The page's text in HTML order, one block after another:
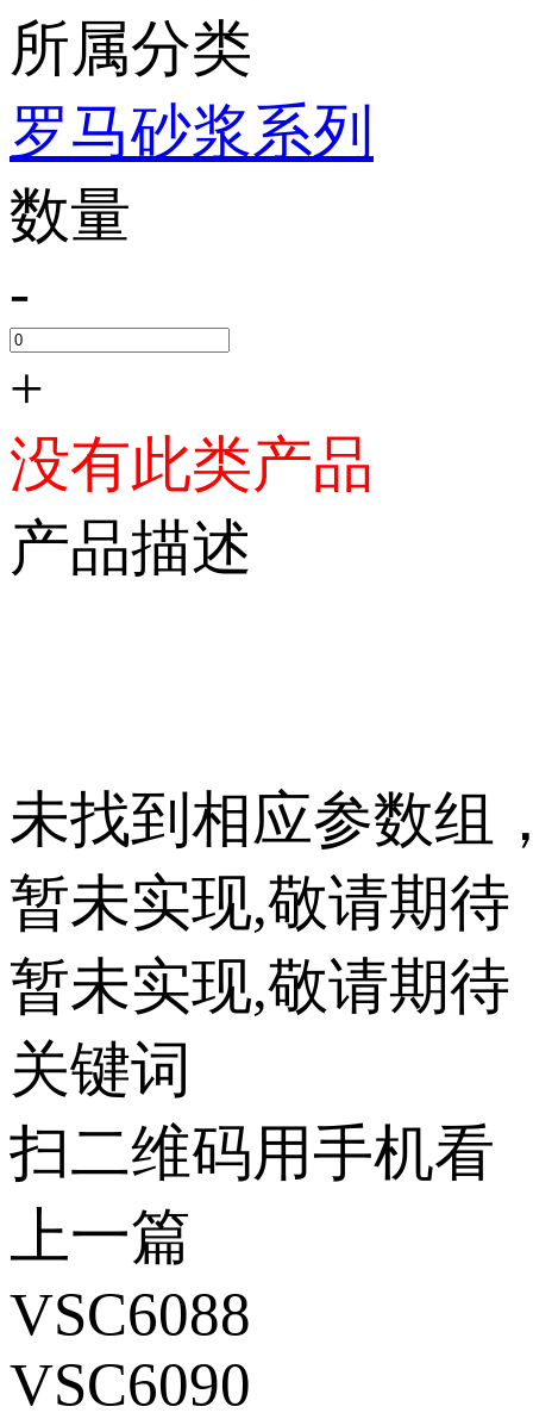
所属分类
罗马砂浆系列
数量
-
+
没有此类产品
产品描述
未找到相应参数组
暂未实现,敬请期待
暂未实现,敬请期待
关键词
扫二维码用手机看
上一篇
VSC6088
VSC6090